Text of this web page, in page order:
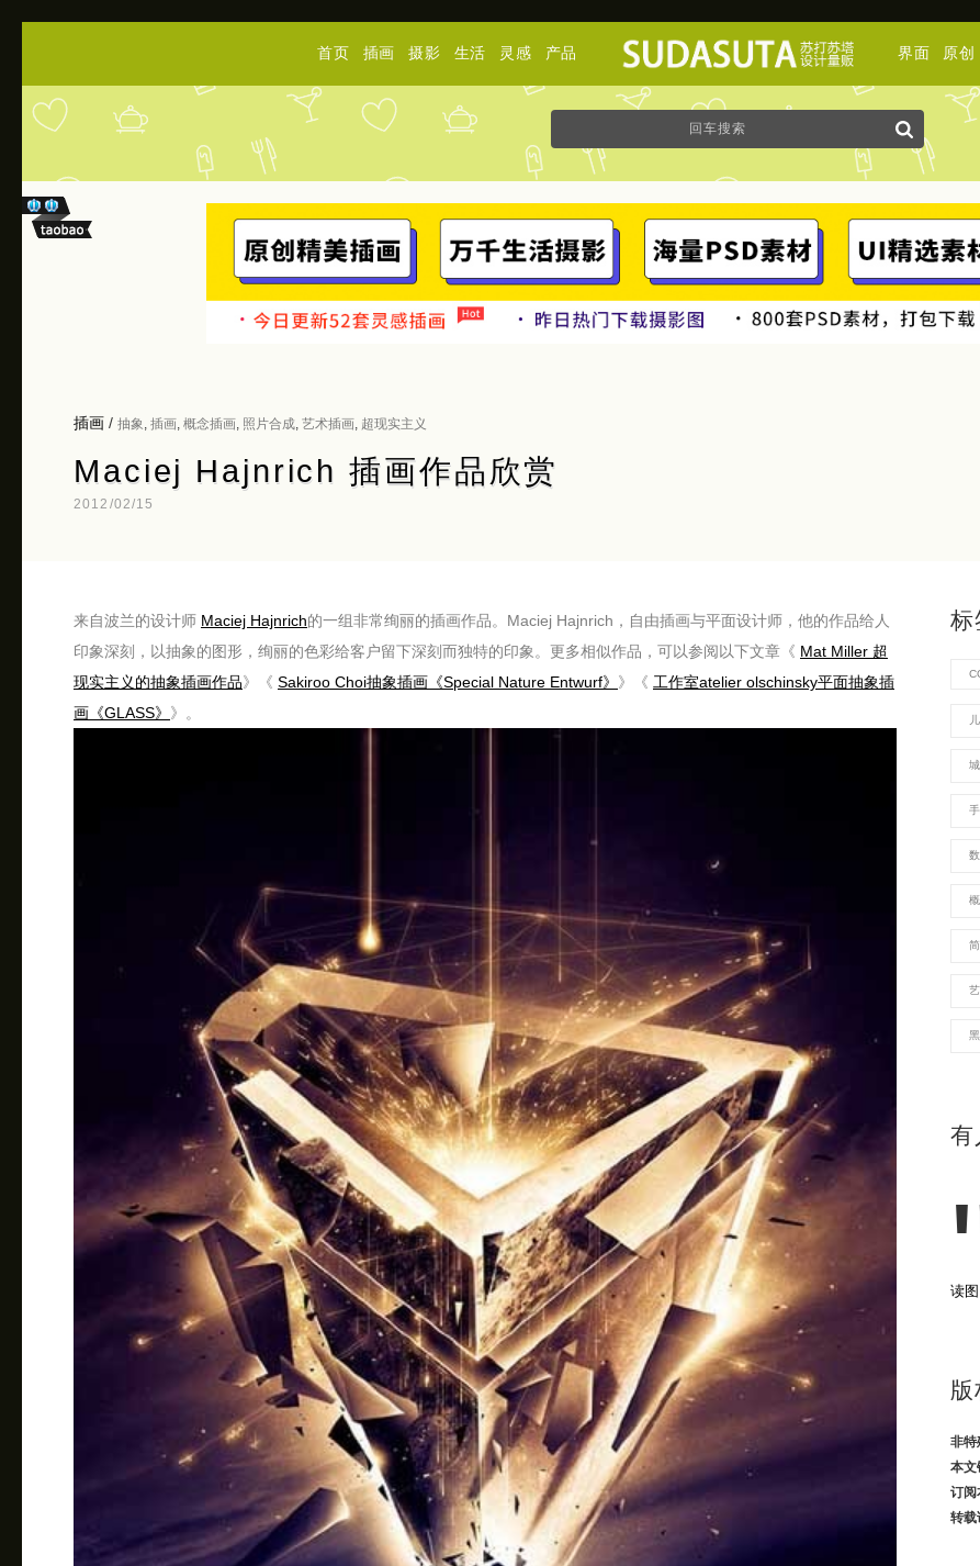
首页 插画 摄影 生活 灵感 产品 界面 原创
插画 / 抽象 插画 概念插画 照片合成 艺术插画 超现实主义
Maciej Hajnrich 插画作品欣赏
2012/02/15
来自波兰的设计师 Maciej Hajnrich的一组非常绚丽的插画作品。Maciej Hajnrich，自由插画与平面设计师，他的作品给人
印象深刻，以抽象的图形，绚丽的色彩给客户留下深刻而独特的印象。更多相似作品，可以参阅以下文章《 Mat Miller 超
现实主义的抽象插画作品》《 Sakiroo Choi抽象插画《Special Nature Entwurf》 》《 工作室atelier olschinsky平面抽象插
画《GLASS》 》。
标
有
读图
版
非特
本文
订阅
转载